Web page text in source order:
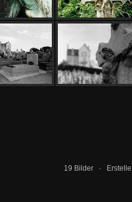
19 Bilder ·